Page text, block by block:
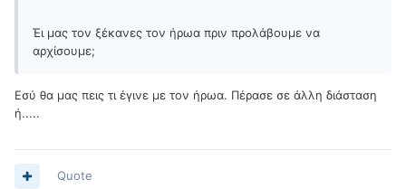
Έι μας τον ξέκανες τον ήρωα πριν προλάβουμε να
αρχίσουμε;
Εσύ θα μας πεις τι έγινε με τον ήρωα. Πέρασε σε άλλη διάσταση
ή.....
Quote